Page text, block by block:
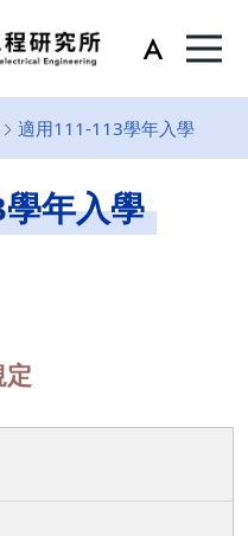
適用111-113學年入學
學年入學
定